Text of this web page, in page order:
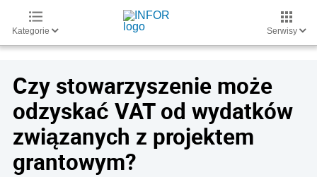
Kategorie Serwisy
Czy stowarzyszenie może
odzyskać VAT od wydatków
związanych z projektem
grantowym?